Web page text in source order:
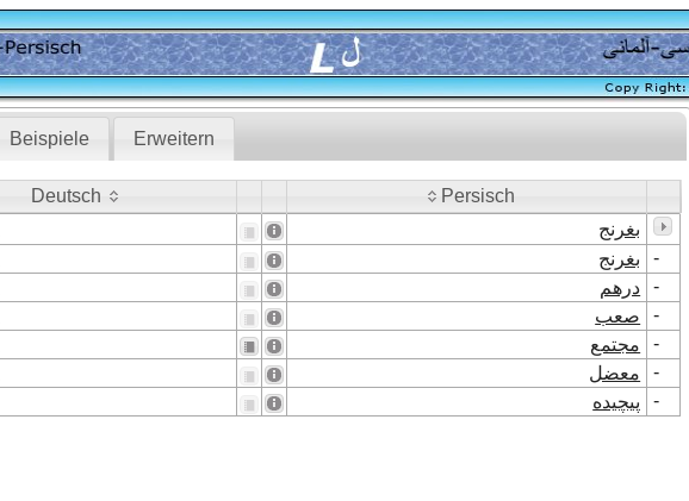
Beispiele Erweitern
Deutsch
Persisch
بغرنج
بغرنج
-
درهم
-
صعب
-
مجتمع
-
معضل
-
پیچیده -